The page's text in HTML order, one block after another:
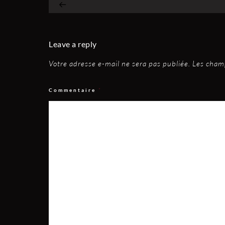
Leave a reply
Votre adresse e-mail ne sera pas publiée. Les
Commentaire *